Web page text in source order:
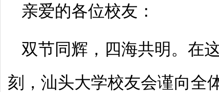
亲爱的各位校友：
双节同辉，四海共明。在
刻，汕头大学校友会谨向全